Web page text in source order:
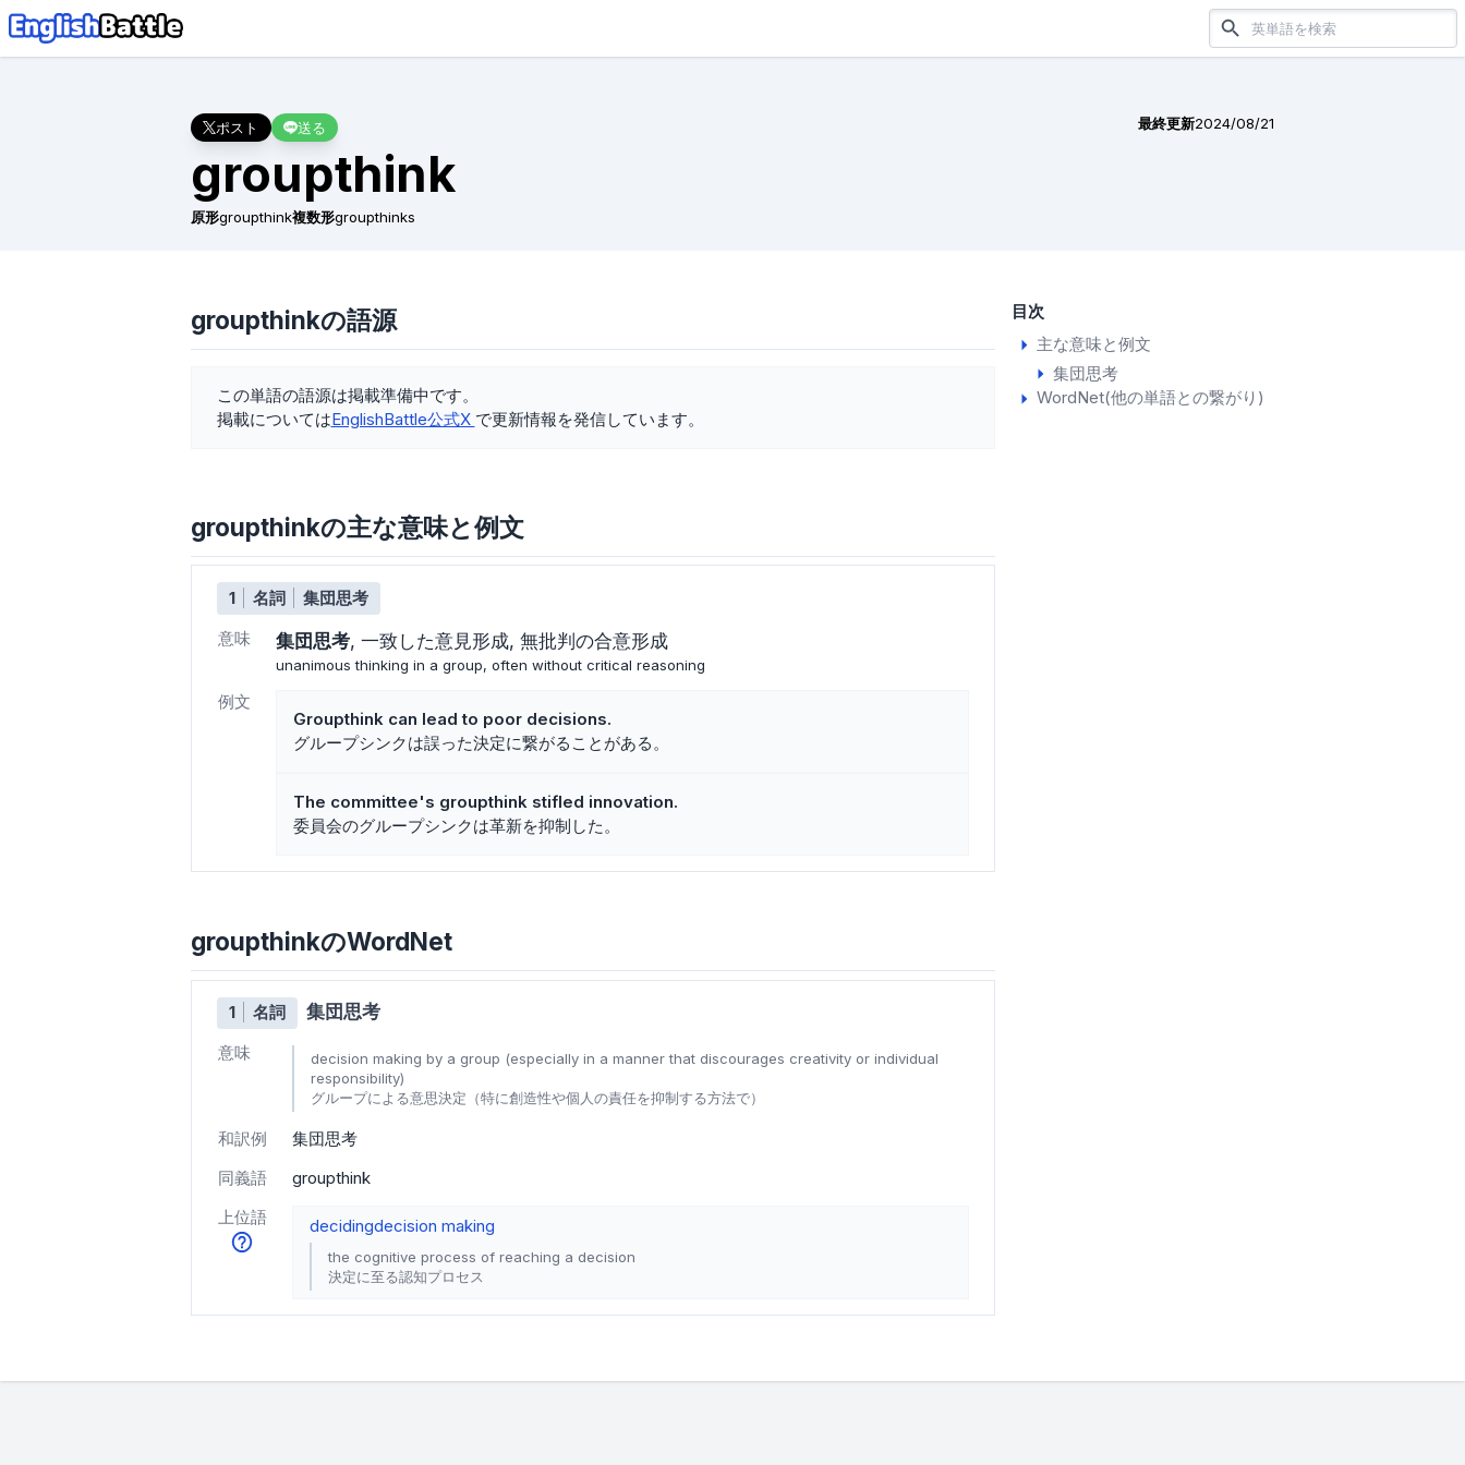
ポスト 送る 最終更新2024/08/21
groupthink
原形groupthink複数形groupthinks
目次
主な意味と例文
集団思考
WordNet(他の単語との繋がり)
groupthinkの語源
この単語の語源は掲載準備中です。
掲載についてはEnglishBattle公式X で更新情報を発信しています。
groupthinkの主な意味と例文
1 名詞
集団思考
意味
集団思考 一致した意見形成 無批判の合意形成
unanimous thinking in a group, often without critical reasoning
例文
Groupthink can lead to poor decisions.
グループシンクは誤った決定に繋がることがある。
The committee's groupthink stifled innovation.
委員会のグループシンクは革新を抑制した。
groupthinkのWordNet
1 名詞 集団思考
意味
decision making by a group (especially in a manner that discourages creativity or individual
responsibility)
グループによる意思決定（特に創造性や個人の責任を抑制する方法で）
和訳例
集団思考
同義語
groupthink
上位語
decidingdecision making
the cognitive process of reaching a decision
決定に至る認知プロセス